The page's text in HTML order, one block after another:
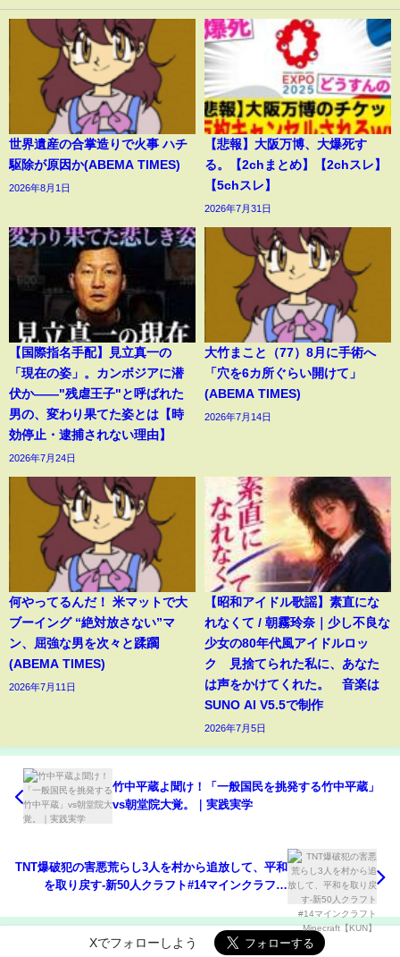
世界遺産の合掌造りで火事 ハチ
駆除が原因か(ABEMA TIMES)
2026年8月1日
【悲報】大阪万博、大爆死す
る。【2chまとめ】【2chスレ】
【5chスレ】
2026年7月31日
【国際指名手配】見立真一の
「現在の姿」。カンボジアに潜
伏か――"残虐王子"と呼ばれた
男の、変わり果てた姿とは【時
効停止・逮捕されない理由】
2026年7月24日
大竹まこと（77）8月に手術へ
「穴を6カ所ぐらい開けて」
(ABEMA TIMES)
2026年7月14日
何やってるんだ！ 米マットで大
ブーイング “絶対放さない”マ
ン、屈強な男を次々と蹂躙
(ABEMA TIMES)
2026年7月11日
【昭和アイドル歌謡】素直にな
れなくて / 朝霧玲奈｜少し不良な
少女の80年代風アイドルロッ
ク 見捨てられた私に、あなた
は声をかけてくれた。 音楽は
SUNO AI V5.5で制作
2026年7月5日
竹中平蔵よ聞け！「一般国民を挑発する竹中平蔵」
vs朝堂院大覚。｜実践実学
TNT爆破犯の害悪荒らし3人を村から追放して、平和
を取り戻す-新50人クラフト#14マインクラフト
Xでフォローしよう